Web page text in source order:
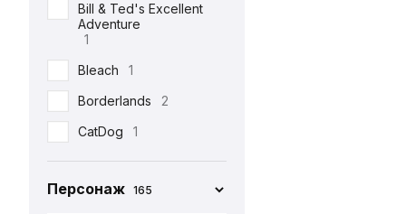
Bill & Ted's Excellent
Adventure
1
Bleach
1
Borderlands
2
CatDog
1
Charlie and the
1
Персонаж 165